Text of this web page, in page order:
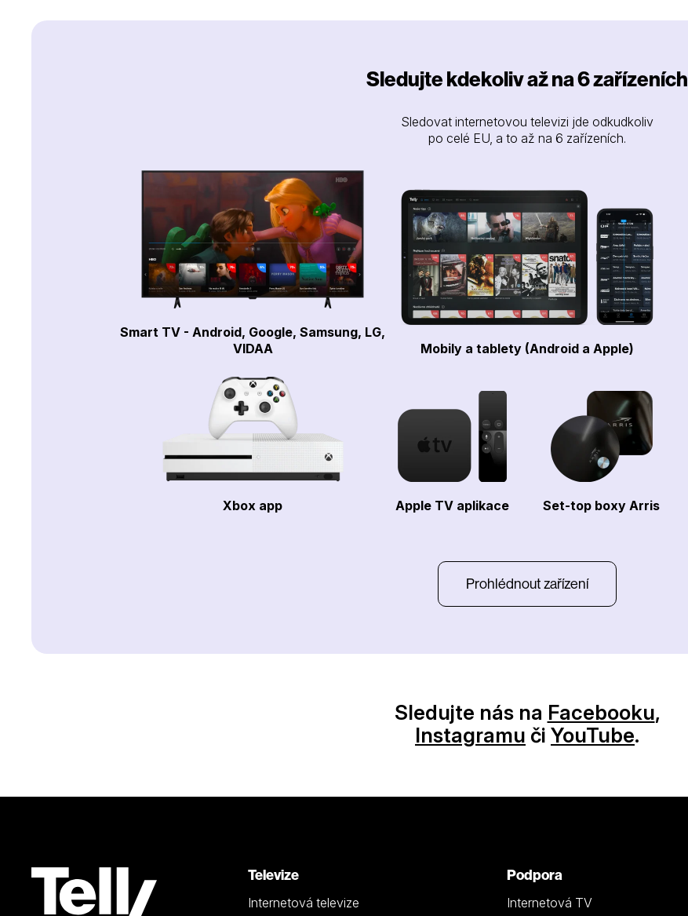
Sledujte kdekoliv až na 6 zařízeních
Sledovat internetovou televizi jde odkudkoliv
po celé EU, a to až na 6 zařízeních.
Smart TV - Android, Google, Samsung, LG,
VIDAA
Mobily a tablety (Android a Apple)
Xbox app Apple TV aplikace Set-top boxy Arris
Prohlédnout zařízení
Sledujte nás na Facebooku,
Instagramu či YouTube.
Televize
Internetová televize
Podpora
Internetová TV